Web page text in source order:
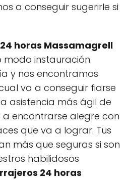
a conseguir sugerirle si
horas Massamagrell
instauración
y nos encontramos
va a conseguir fiarse
asistencia más ágil de
encontrarse alegre con
que va a lograr. Tus
más que seguras si son
habilidosos
24 horas